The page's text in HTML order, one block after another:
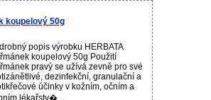
koupelový 50g
popis výrobku HERBATA
koupelový 50g Použití
pravý se užívá zevně pro své
dezinfekční, granulační a
účinky v kožním, očním a
lékařstv�...